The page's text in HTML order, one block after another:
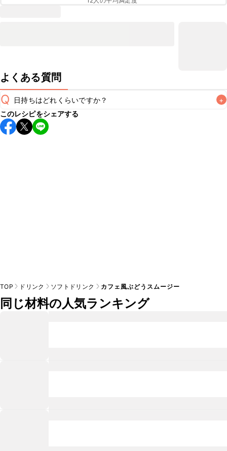
よくある質問
Q 日持ちはどれくらいですか？ +
こちらのレシピは出来たてをお召し上がりいただくことをお
すすめします。
このレシピをシェアする
TOP ドリンク ソフトドリンク カフェ風ぶどうスムージー
同じ材料の人気ランキング